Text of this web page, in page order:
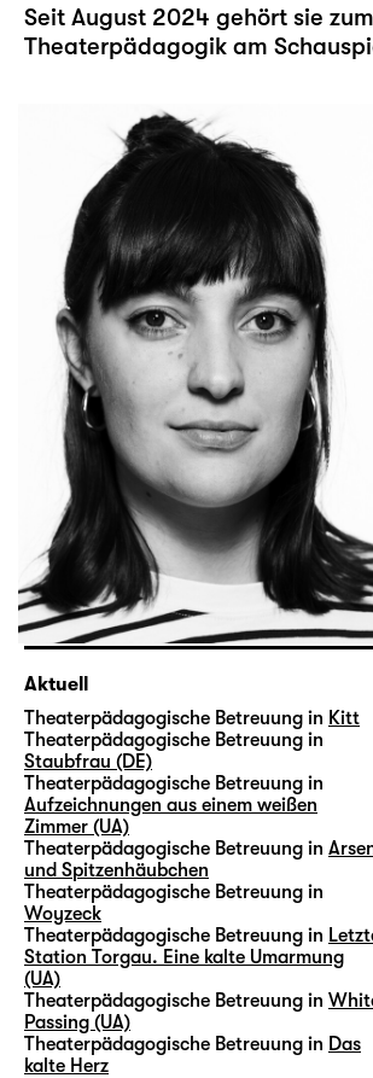
Seit August 2024 gehört sie
Theaterpädagogik am
Aktuell
Theaterpädagogische Betreuung in Kitt
Theaterpädagogische Betreuung in
Staubfrau (DE)
Theaterpädagogische Betreuung in
Aufzeichnungen aus einem weißen
Zimmer (UA)
Theaterpädagogische Betreuung in
und Spitzenhäubchen
Theaterpädagogische Betreuung in
Woyzeck
Theaterpädagogische Betreuung in
Station Torgau. Eine kalte Umarmung
(UA)
Theaterpädagogische Betreuung in
Passing (UA)
Theaterpädagogische Betreuung in Das
kalte Herz